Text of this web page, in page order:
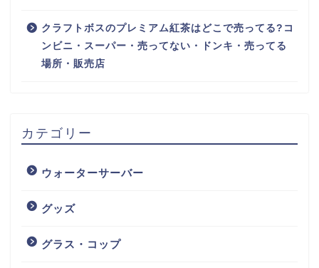
クラフトボスのプレミアム紅茶はどこで売ってる?コ
ンビニ・スーパー・売ってない・ドンキ・売ってる
場所・販売店
カテゴリー
ウォーターサーバー
グッズ
グラス・コップ